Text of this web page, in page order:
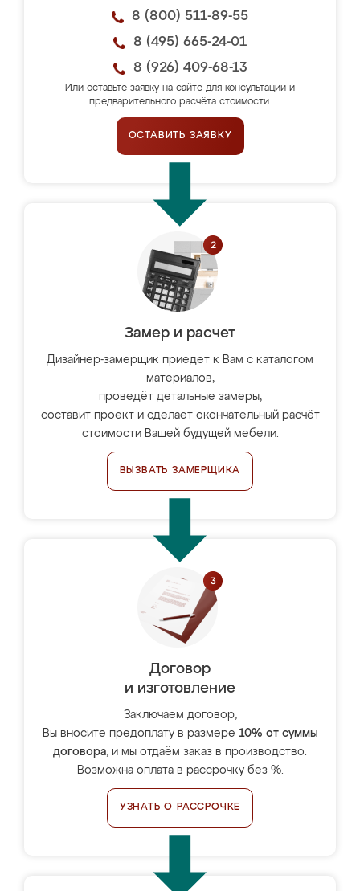
8 (800) 511-89-55
8 (495) 665-24-01
8 (926) 409-68-13
Или оставьте заявку на сайте для консультации и
предварительного расчёта стоимости.
ОСТАВИТЬ ЗАЯВКУ
Замер и расчет
Дизайнер-замерщик приедет к Вам с каталогом
материалов,
проведёт детальные замеры,
составит проект и сделает окончательный расчёт
стоимости Вашей будущей мебели.
ВЫЗВАТЬ ЗАМЕРЩИКА
Договор
и изготовление
Заключаем договор,
Вы вносите предоплату в размере 10% от суммы
договора, и мы отдаём заказ в производство.
Возможна оплата в рассрочку без %.
УЗНАТЬ О РАССРОЧКЕ